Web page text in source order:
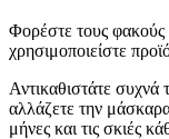
Φορέστε τους φακούς
χρησιμοποιείστε
Αντικαθιστάτε συχνά
αλλάζετε την μάσκαρα
μήνες και τις σκιές